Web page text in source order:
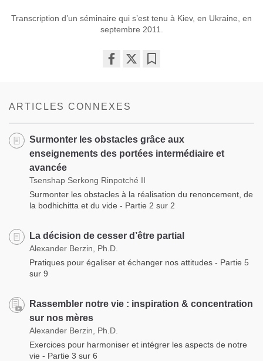
Transcription d’un séminaire qui s’est tenu à Kiev, en Ukraine, en
septembre 2011.
ARTICLES CONNEXES
Surmonter les obstacles grâce aux
enseignements des portées intermédiaire et
avancée
Tsenshap Serkong Rinpotché II
Surmonter les obstacles à la réalisation du renoncement, de
la bodhichitta et du vide - Partie 2 sur 2
La décision de cesser d’être partial
Alexander Berzin, Ph.D.
Pratiques pour égaliser et échanger nos attitudes - Partie 5
sur 9
Rassembler notre vie : inspiration & concentration
sur nos mères
Alexander Berzin, Ph.D.
Exercices pour harmoniser et intégrer les aspects de notre
vie - Partie 3 sur 6